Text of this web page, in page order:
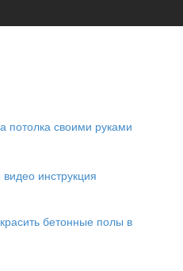
потолка своими руками
инструкция
бетонные полы в